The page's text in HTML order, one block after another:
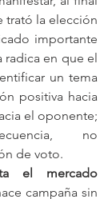
trató la elección
importante
radica en que el
un tema
positiva hacia
el oponente;
no
de voto.
el mercado
campaña sin